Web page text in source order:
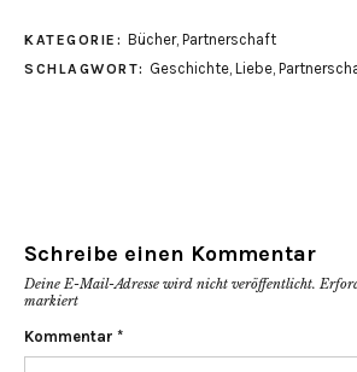
(Wird
neuem
(Wird
in
neuem
(Wird
in
neuem
KATEGORIE: Bücher, Partnerschaft
SCHLAGWORT: Geschichte Liebe
Schreibe einen Kommentar
Deine E-Mail-Adresse wird nicht veröffentlicht.
markiert
Kommentar *